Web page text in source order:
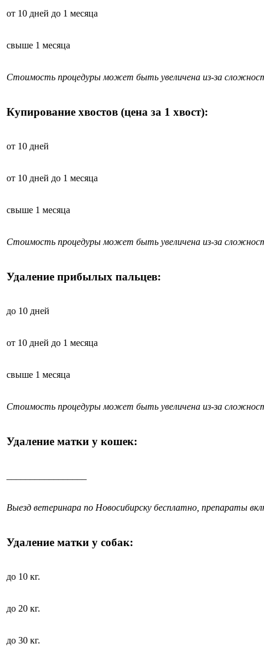
от 10 дней до 1 месяца
свыше 1 месяца
Стоимость процедуры может быть увеличена из-за
Купирование хвостов (цена за 1 хвост):
от 10 дней
от 10 дней до 1 месяца
свыше 1 месяца
Стоимость процедуры может быть увеличена из-за
Удаление прибылых пальцев:
до 10 дней
от 10 дней до 1 месяца
свыше 1 месяца
Стоимость процедуры может быть увеличена из-за
Удаление матки у кошек:
Выезд ветеринара по Новосибирску бесплатно, препараты
Удаление матки у собак:
до 10 кг.
до 20 кг.
до 30 кг.